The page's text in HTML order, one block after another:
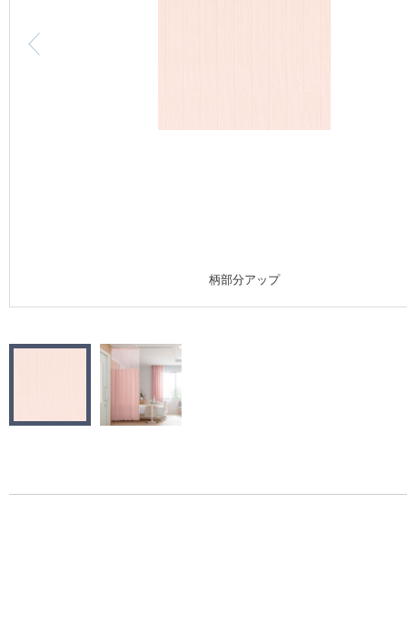
カーテン
モデルハウス
新築戸建・マンション
#リリカラのある暮らし
柄部分アップ